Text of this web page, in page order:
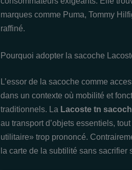
marques comme Puma, Tommy
raffiné.
Pourquoi adopter la sacoche
L’essor de la sacoche comme
dans un contexte où mobilité et
traditionnels. La Lacoste tn
au transport d’objets essentiels,
utilitaire» trop prononcé.
la carte de la subtilité sans sacrifier